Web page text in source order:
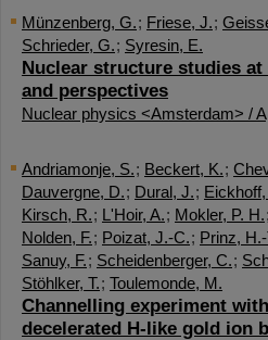
Münzenberg, G.; Friese, J.;
Schrieder, G.; Syresin, E.
Nuclear structure studies
and perspectives
Nuclear physics <Amsterdam> / A
Andriamonje, S.; Beckert, K.;
Dauvergne, D.; Dural, J.;
Kirsch, R.; L'Hoir, A.; Mokler, P. H.;
Nolden, F.; Poizat, J.-C.; Prinz, H.-
Sanuy, F.; Scheidenberger, C.;
Stöhlker, T.; Toulemonde, M.
Channelling experiment
decelerated H-like gold ion